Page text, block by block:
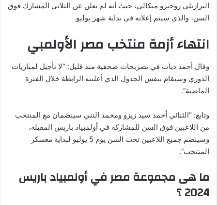
البرازيلي روجيرو ميكالي، حيث أنه لم يعلن عن الثلاثي المشارك فوق
السن، والذي سيتم إعلانه في بداية شهر يوليو.
انتهاء أزمة منتخب مصر الأولمبي
وقال أحمد دياب في تصريحات صحفية منذ قليل: “لا تأجيل لمباريات
الدوري وستقام بنفس الجدول الذي أعلنته الرابطة خلال الفترة
الماضية”.
وتابع: “الثنائي أحمد سيد زيزو ومحمد النني سينضمان مع المنتخب
من اللاعبين فوق السن للمشاركة في أولمبياد باريس المقبلة،
وسينضم جميع اللاعبين تحت السن يوم 5 يوليو لبداية معسكر
المنتخب”.
ما هى مجموعة مصر في أولمبياد باريس
2024 ؟